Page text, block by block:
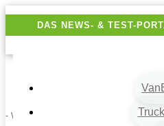
DAS NEWS- & TEST-
- Werbung -